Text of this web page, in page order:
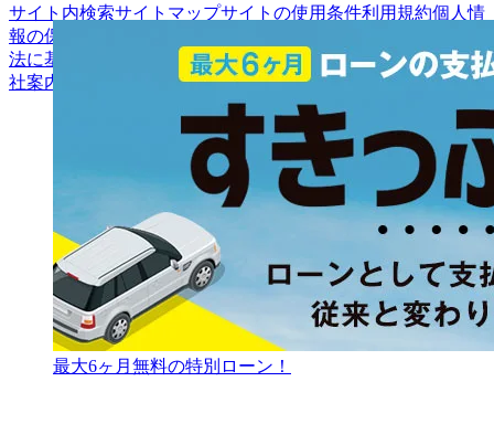
サイト内検索サイトマップサイトの使用条件利用規約個人情
報の保護について
法に基づく表示
アフィリエイトパートナー募集お客様の声会
社案内
最大6ヶ月無料の特別ローン！